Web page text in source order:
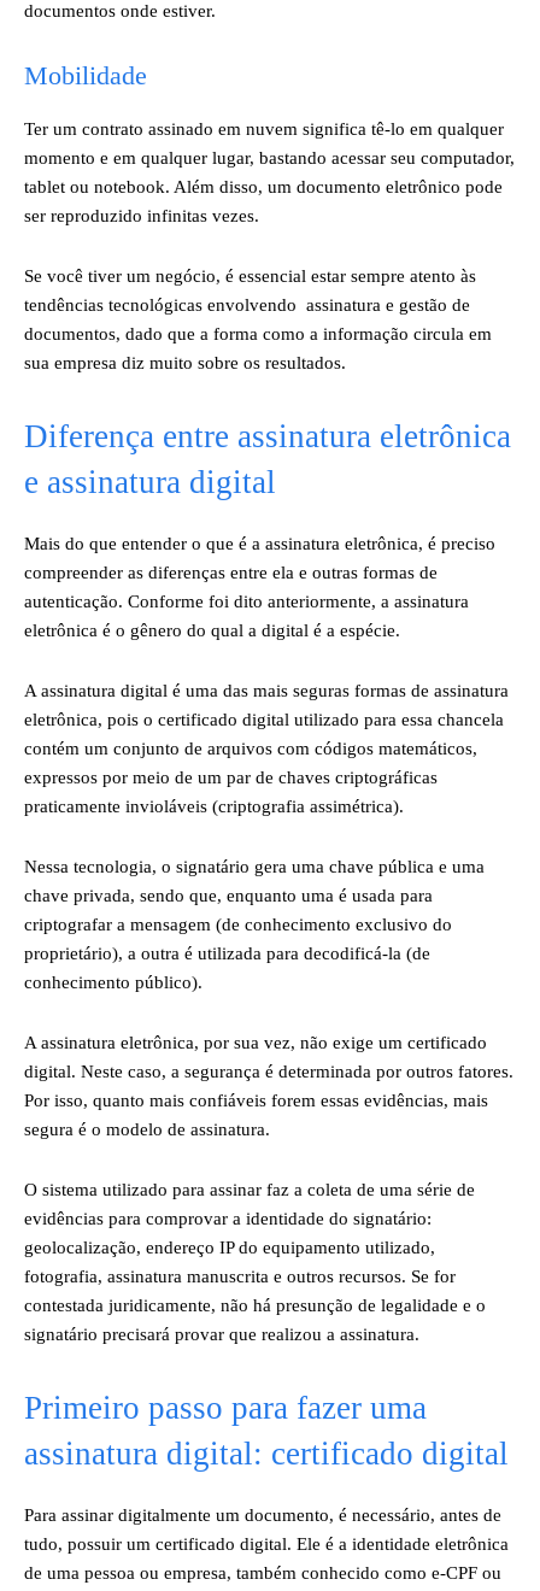
documentos onde estiver.
Mobilidade
Ter um contrato assinado em nuvem significa tê-lo em qualquer
momento e em qualquer lugar, bastando acessar seu computador,
tablet ou notebook. Além disso, um documento eletrônico pode
ser reproduzido infinitas vezes.
Se você tiver um negócio, é essencial estar sempre atento às
tendências tecnológicas envolvendo assinatura e gestão de
documentos, dado que a forma como a informação circula em
sua empresa diz muito sobre os resultados.
Diferença entre assinatura eletrônica
e assinatura digital
Mais do que entender o que é a assinatura eletrônica, é preciso
compreender as diferenças entre ela e outras formas de
autenticação. Conforme foi dito anteriormente, a assinatura
eletrônica é o gênero do qual a digital é a espécie.
A assinatura digital é uma das mais seguras formas de assinatura
eletrônica, pois o certificado digital utilizado para essa chancela
contém um conjunto de arquivos com códigos matemáticos,
expressos por meio de um par de chaves criptográficas
praticamente invioláveis (criptografia assimétrica).
Nessa tecnologia, o signatário gera uma chave pública e uma
chave privada, sendo que, enquanto uma é usada para
criptografar a mensagem (de conhecimento exclusivo do
proprietário), a outra é utilizada para decodificá-la (de
conhecimento público).
A assinatura eletrônica, por sua vez, não exige um certificado
digital. Neste caso, a segurança é determinada por outros fatores.
Por isso, quanto mais confiáveis forem essas evidências, mais
segura é o modelo de assinatura.
O sistema utilizado para assinar faz a coleta de uma série de
evidências para comprovar a identidade do signatário:
geolocalização, endereço IP do equipamento utilizado,
fotografia, assinatura manuscrita e outros recursos. Se for
contestada juridicamente, não há presunção de legalidade e o
signatário precisará provar que realizou a assinatura.
Primeiro passo para fazer uma
assinatura digital: certificado digital
Para assinar digitalmente um documento, é necessário, antes de
tudo, possuir um certificado digital. Ele é a identidade eletrônica
de uma pessoa ou empresa, também conhecido como e-CPF ou